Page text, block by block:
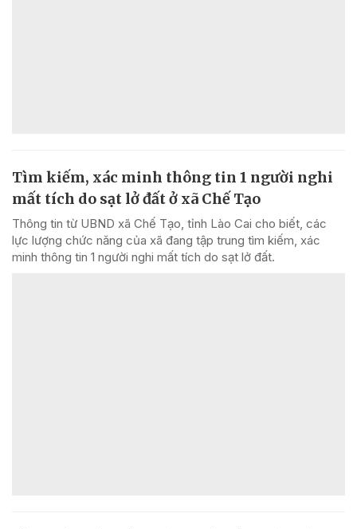
Tìm kiếm, xác minh thông tin 1 người nghi
mất tích do sạt lở đất ở xã Chế Tạo
Thông tin từ UBND xã Chế Tạo, tỉnh Lào Cai cho biết, các
lực lượng chức năng của xã đang tập trung tìm kiếm, xác
minh thông tin 1 người nghi mất tích do sạt lở đất.